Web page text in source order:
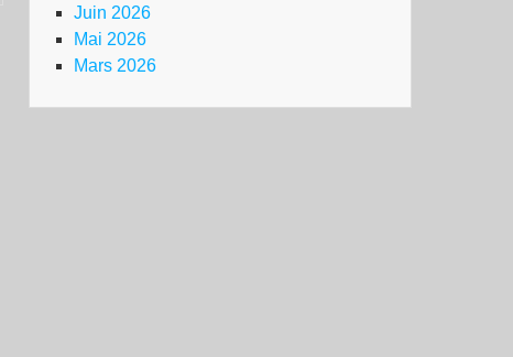
Juin 2026
Mai 2026
Mars 2026